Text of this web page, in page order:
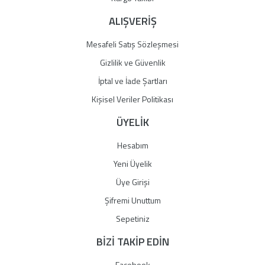
ALIŞVERİŞ
Mesafeli Satış Sözleşmesi
Gizlilik ve Güvenlik
İptal ve İade Şartları
Kişisel Veriler Politikası
ÜYELİK
Hesabım
Yeni Üyelik
Üye Girişi
Şifremi Unuttum
Sepetiniz
BİZİ TAKİP EDİN